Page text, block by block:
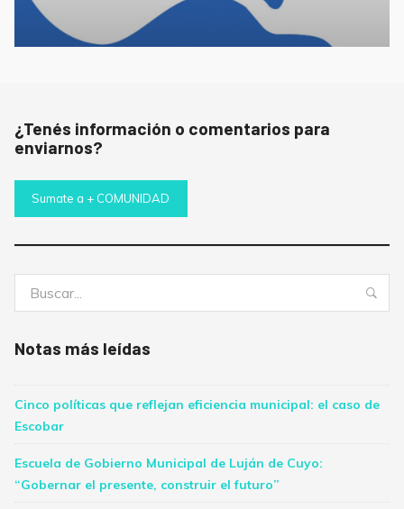
¿Tenés información o comentarios para
enviarnos?
Sumate a + COMUNIDAD
Notas más leídas
Cinco políticas que reflejan eficiencia municipal: el caso de
Escobar
Escuela de Gobierno Municipal de Luján de Cuyo:
“Gobernar el presente, construir el futuro”